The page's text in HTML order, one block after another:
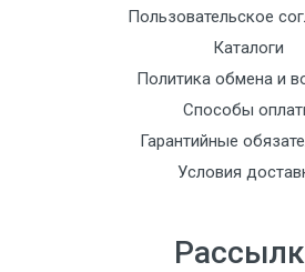
Пользовательское
Каталоги
Политика обмена и
Способы
Гарантийные
Условия